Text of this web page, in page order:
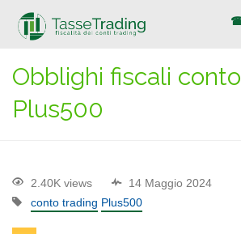
☎
Obblighi fiscali
Plus500
2.40K views
14 Maggio 2024
conto trading Plus500